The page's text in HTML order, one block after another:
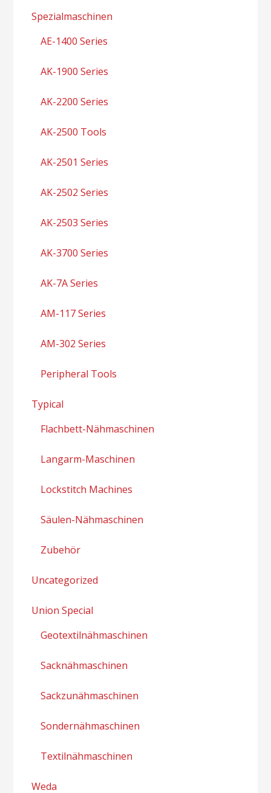
Spezialmaschinen
AE-1400 Series
AK-1900 Series
AK-2200 Series
AK-2500 Tools
AK-2501 Series
AK-2502 Series
AK-2503 Series
AK-3700 Series
AK-7A Series
AM-117 Series
AM-302 Series
Peripheral Tools
Typical
Flachbett-Nähmaschinen
Langarm-Maschinen
Lockstitch Machines
Säulen-Nähmaschinen
Zubehör
Uncategorized
Union Special
Geotextilnähmaschinen
Sacknähmaschinen
Sackzunähmaschinen
Sondernähmaschinen
Textilnähmaschinen
Weda